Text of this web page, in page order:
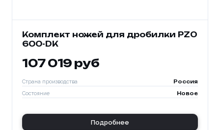
Комплект ножей для дробилки PZO
600-DK
107 019 руб
Страна производства Россия
Состояние Новое
Подробнее